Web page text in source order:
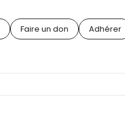
Faire un don Adhérer